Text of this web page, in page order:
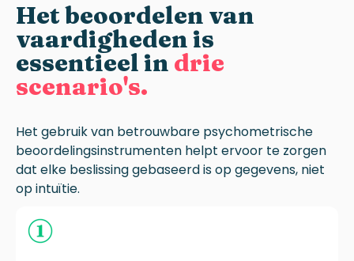
Het beoordelen van
vaardigheden is
essentieel in drie
scenario's.
Het gebruik van betrouwbare psychometrische
beoordelingsinstrumenten helpt ervoor te zorgen
dat elke beslissing gebaseerd is op gegevens, niet
op intuïtie.